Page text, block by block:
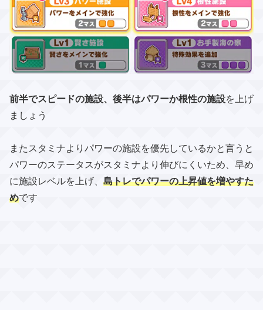
前半でスピードの施設、後半はパワーか根性の施設を上げ
ましょう
またスタミナよりパワーの施設を優先しているかと言うと
パワーのステータスがスタミナより伸びにくいため、早め
に施設レベルを上げ、 島トレでパワーの上昇値を増やすた
めです